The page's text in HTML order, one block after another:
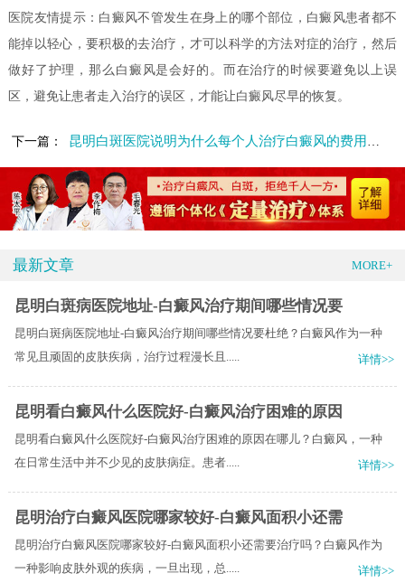
医院友情提示：白癜风不管发生在身上的哪个部位，白癜风患者都不
能掉以轻心，要积极的去治疗，才可以科学的方法对症的治疗，然后
做好了护理，那么白癜风是会好的。而在治疗的时候要避免以上误
区，避免让患者走入治疗的误区，才能让白癜风尽早的恢复。
下一篇： 昆明白斑医院说明为什么每个人治疗白癜风的费用不一样?
最新文章 MORE+
昆明白斑病医院地址-白癜风治疗期间哪些情况要
昆明白斑病医院地址-白癜风治疗期间哪些情况要杜绝？白癜风作为一种
常见且顽固的皮肤疾病，治疗过程漫长且.....
详情>>
昆明看白癜风什么医院好-白癜风治疗困难的原因
昆明看白癜风什么医院好-白癜风治疗困难的原因在哪儿？白癜风，一种
在日常生活中并不少见的皮肤病症。患者.....
详情>>
昆明治疗白癜风医院哪家较好-白癜风面积小还需
昆明治疗白癜风医院哪家较好-白癜风面积小还需要治疗吗？白癜风作为
一种影响皮肤外观的疾病，一旦出现，总.....
详情>>